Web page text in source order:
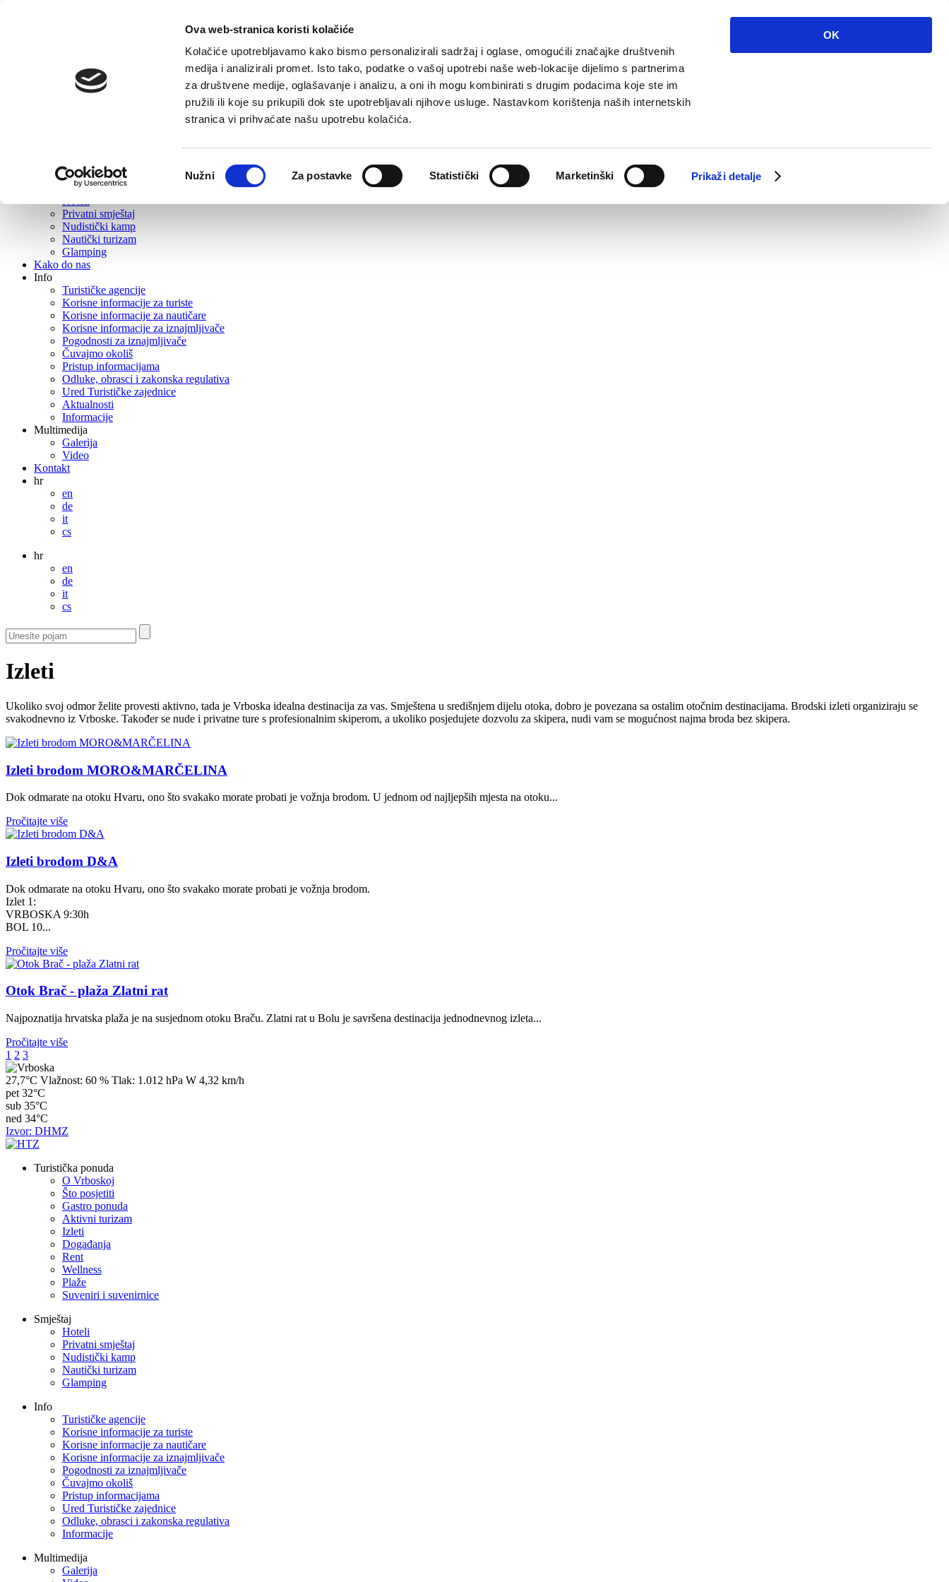
Ova web-stranica koristi kolačiće
Kolačiće upotrebljavamo kako bismo personalizirali sadržaj i oglase, omogućili značajke društvenih
medija i analizirali promet. Isto tako, podatke o vašoj upotrebi naše web-lokacije dijelimo s partnerima
za društvene medije, oglašavanje i analizu, a oni ih mogu kombinirati s drugim podacima koje ste im
pružili ili koje su prikupili dok ste upotrebljavali njihove usluge. Nastavkom korištenja naših internetskih
stranica vi prihvaćate našu upotrebu kolačića.
pristanka
Nužni Za postavke Statistički Marketinški Prikaži detalje
OK
Što posjetiti
Gastro ponuda
Suveniri i suvenirnice
Privatni smještaj
Nudistički kamp
Nautički turizam
Glamping
Kako do nas
Info
Turističke agencije
Korisne informacije za turiste
Korisne informacije za nautičare
Korisne informacije za iznajmljivače
Pogodnosti za iznajmljivače
Čuvajmo okoliš
Pristup informacijama
Odluke, obrasci i zakonska regulativa
Ured Turističke zajednice
Aktualnosti
Informacije
Multimedija
Galerija
Video
Kontakt
hr
en
de
it
cs
hr
en
de
it
cs
Izleti
Ukoliko svoj odmor želite provesti aktivno, tada je Vrboska idealna destinacija za vas. Smještena u središnjem dijelu otoka, dobro je povezana sa ostalim otočnim destinacijama. Brodski izleti organiziraju se
svakodnevno iz Vrboske. Također se nude i privatne ture s profesionalnim skiperom, a ukoliko posjedujete dozvolu za skipera, nudi vam se mogućnost najma broda bez skipera.
Izleti brodom MORO&MARČELINA
Dok odmarate na otoku Hvaru, ono što svakako morate probati je vožnja brodom. U jednom od najljepših mjesta na otoku...
Pročitajte više
Izleti brodom D&A
Dok odmarate na otoku Hvaru, ono što svakako morate probati je vožnja brodom.
Izlet 1:
VRBOSKA 9:30h
BOL 10...
Pročitajte više
Otok Brač - plaža Zlatni rat
Najpoznatija hrvatska plaža je na susjednom otoku Braču. Zlatni rat u Bolu je savršena destinacija jednodnevnog izleta...
Pročitajte više
1 2 3
27,7°C Vlažnost: 60 % Tlak: 1.012 hPa W 4,32 km/h
pet 32°C
sub 35°C
ned 34°C
Izvor: DHMZ
Turistička ponuda
O Vrboskoj
Što posjetiti
Gastro ponuda
Aktivni turizam
Izleti
Događanja
Rent
Wellness
Plaže
Suveniri i suvenirnice
Smještaj
Hoteli
Privatni smještaj
Nudistički kamp
Nautički turizam
Glamping
Info
Turističke agencije
Korisne informacije za turiste
Korisne informacije za nautičare
Korisne informacije za iznajmljivače
Pogodnosti za iznajmljivače
Čuvajmo okoliš
Pristup informacijama
Ured Turističke zajednice
Odluke, obrasci i zakonska regulativa
Informacije
Multimedija
Galerija